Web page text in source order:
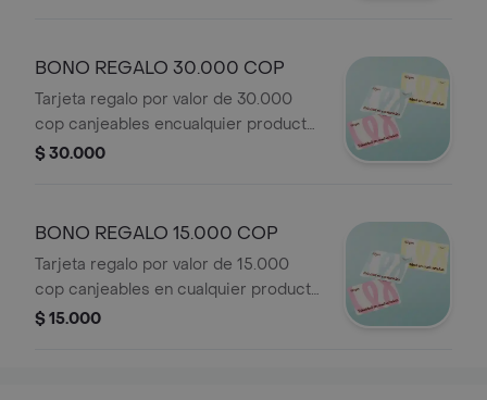
BONO REGALO 30.000 COP
Tarjeta regalo por valor de 30.000
cop canjeables encualquier producto
de nuestra carta , solo ennuestros
$ 30.000
BONO REGALO 15.000 COP
Tarjeta regalo por valor de 15.000
cop canjeables en cualquier producto
de nuestra carta , solo en nuestros
$ 15.000